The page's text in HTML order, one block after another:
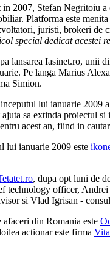
in 2007, Stefan Negritoiu a
Platforma este
juristi, brokeri de
special dedicat acestei
lansarea Iasinet.ro, unii
Pe langa Marius
Simion.
lui ianuarie 2009 a
ajuta sa extinda proiectul
acest an, fiind in
lui ianuarie 2009 este
, dupa opt luni de
technology officer,
si Vlad Igrisan -
din Romania este
actionar este firma